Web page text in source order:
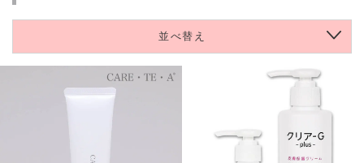
並べ替え